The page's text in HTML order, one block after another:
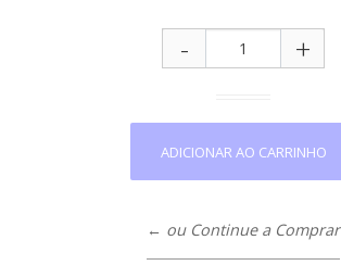
+
-
← ou Continue a Comprar